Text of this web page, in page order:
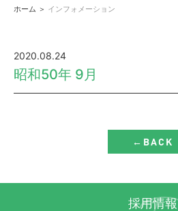
ホーム ＞ インフォメーション
2020.08.24
昭和50年 9月
←BACK
採用情報